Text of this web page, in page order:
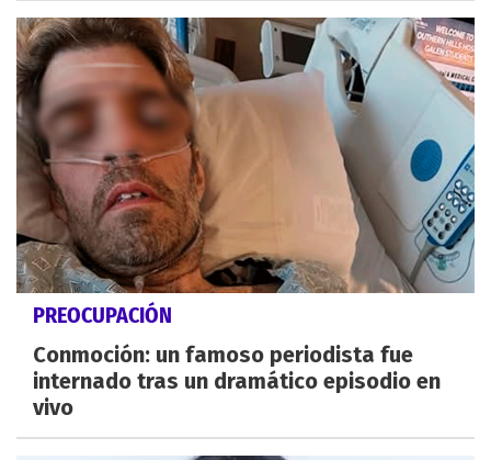
PREOCUPACIÓN
Conmoción: un famoso periodista fue
internado tras un dramático episodio en
vivo